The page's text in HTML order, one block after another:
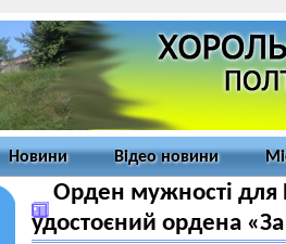
Новини Відео новини
Орден мужності для
удостоєний ордена